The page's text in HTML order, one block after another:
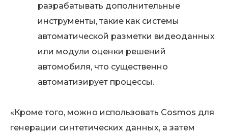
разрабатывать дополнительные
инструменты, такие как системы
автоматической разметки видеоданных
или модули оценки решений
автомобиля, что существенно
автоматизирует процессы.
«Кроме того, можно использовать Cosmos для
генерации синтетических данных, а затем